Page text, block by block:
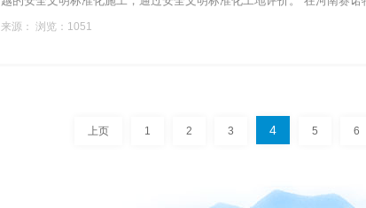
服了严格的时间和空间限制，精心设计、精心施工，严......
来源： 浏览：1051
上页 1 2 3 4 5 6